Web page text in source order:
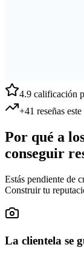
4.9 calificación
+41 reseñas este
Por qué a
conseguir
Estás pendiente de
Construir tu
La clientela se